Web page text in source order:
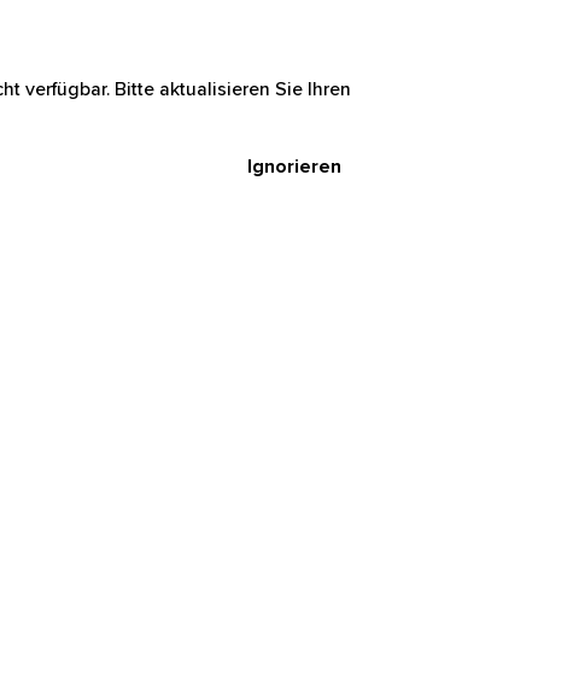
verfügbar. Bitte aktualisieren Sie Ihren
Ignorieren